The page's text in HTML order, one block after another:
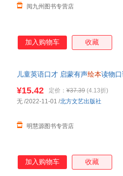
阅九州图书专营店
加入购物车 收藏
儿童英语口才 启蒙有声绘本读物
¥15.42 定价： ¥37.39 (4.13折)
明慧源图书专营店
无 /2022-11-01 /北方文艺出版社
加入购物车 收藏